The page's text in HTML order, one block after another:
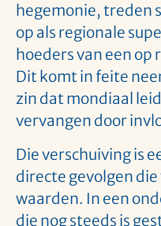
hegemonie, treden
op als regionale
hoeders van een op
Dit komt in feite
zin dat mondiaal
vervangen door
Die verschuiving is
directe gevolgen
waarden. In een
die nog steeds is